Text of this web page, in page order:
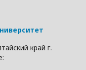
край г.